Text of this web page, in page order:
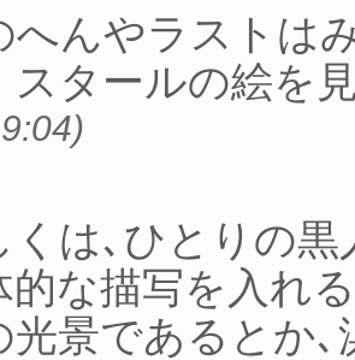
へんやラストは
スタールの絵を
くは､ひとりの
的な描写を入れ
光景であるとか